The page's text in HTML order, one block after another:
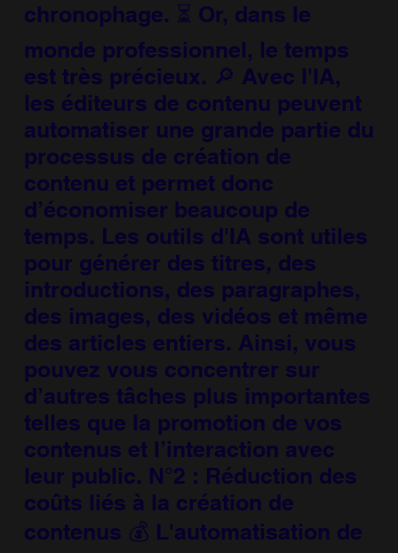
chronophage. ⏳ Or, dans le
monde professionnel, le temps
est très précieux. 🔎 Avec l'IA,
les éditeurs de contenu peuvent
automatiser une grande partie du
processus de création de
contenu et permet donc
d’économiser beaucoup de
temps. Les outils d'IA sont utiles
pour générer des titres, des
introductions, des paragraphes,
des images, des vidéos et même
des articles entiers. Ainsi, vous
pouvez vous concentrer sur
d’autres tâches plus importantes
telles que la promotion de vos
contenus et l’interaction avec
leur public. N°2 : Réduction des
coûts liés à la création de
contenus 💰 L'automatisation de